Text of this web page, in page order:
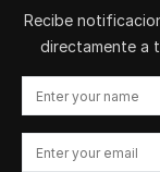
Recibe
directamente a